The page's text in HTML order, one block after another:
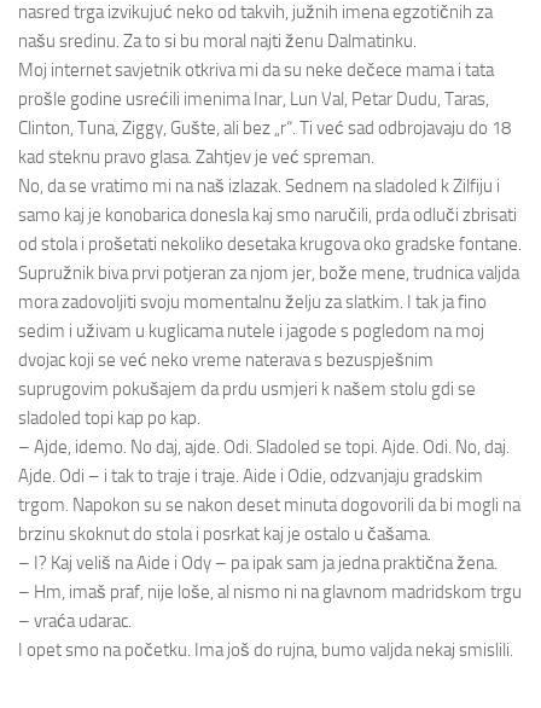
nasred trga izvikujuć neko od takvih, južnih imena egzotičnih za
našu sredinu. Za to si bu moral najti ženu Dalmatinku.
Moj internet savjetnik otkriva mi da su neke dečece mama i tata
prošle godine usrećili imenima Inar, Lun Val, Petar Dudu, Taras,
Clinton, Tuna, Ziggy, Gušte, ali bez „r“. Ti već sad odbrojavaju do 18
kad steknu pravo glasa. Zahtjev je već spreman.
No, da se vratimo mi na naš izlazak. Sednem na sladoled k Zilfiju i
samo kaj je konobarica donesla kaj smo naručili, prda odluči zbrisati
od stola i prošetati nekoliko desetaka krugova oko gradske fontane.
Supružnik biva prvi potjeran za njom jer, bože mene, trudnica valjda
mora zadovoljiti svoju momentalnu želju za slatkim. I tak ja fino
sedim i uživam u kuglicama nutele i jagode s pogledom na moj
dvojac koji se već neko vreme naterava s bezuspješnim
suprugovim pokušajem da prdu usmjeri k našem stolu gdi se
sladoled topi kap po kap.
– Ajde, idemo. No daj, ajde. Odi. Sladoled se topi. Ajde. Odi. No, daj.
Ajde. Odi – i tak to traje i traje. Aide i Odie, odzvanjaju gradskim
trgom. Napokon su se nakon deset minuta dogovorili da bi mogli na
brzinu skoknut do stola i posrkat kaj je ostalo u čašama.
– I? Kaj veliš na Aide i Ody – pa ipak sam ja jedna praktična žena.
– Hm, imaš praf, nije loše, al nismo ni na glavnom madridskom trgu
– vraća udarac.
I opet smo na početku. Ima još do rujna, bumo valjda nekaj smislili.